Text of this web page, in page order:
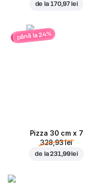
de la 170,97 lei
până la 24%
Pizza 30 cm x 7
328,93 lei
de la231,99 lei